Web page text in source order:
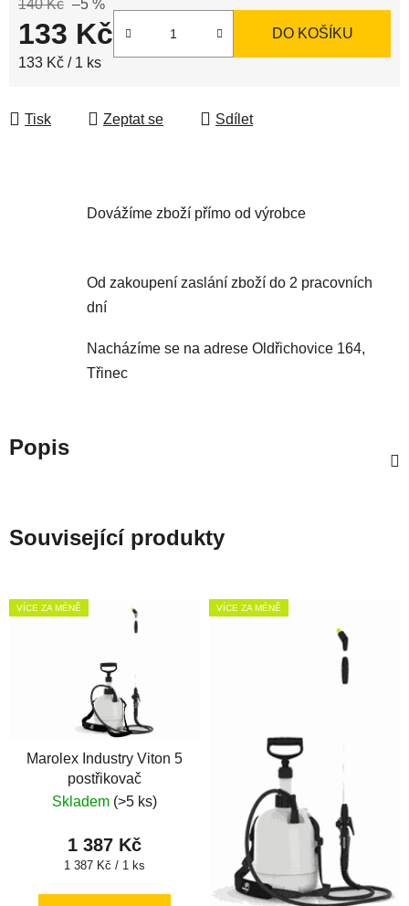
140 Kč –5 %
133 Kč
Měrná cena:
133 Kč / 1 ks
DO KOŠÍKU
Tisk Zeptat se Sdílet
Dovážíme zboží přímo od výrobce
Od zakoupení zaslání zboží do 2 pracovních
dní
Nacházíme se na adrese Oldřichovice 164,
Třinec
Popis
Související produkty
VÍCE ZA MÉNĚ
Marolex Industry Viton 5
postřikovač
Skladem (>5 ks)
1 387 Kč
Měrná
1 387 Kč / 1 ks
VÍCE ZA MÉNĚ